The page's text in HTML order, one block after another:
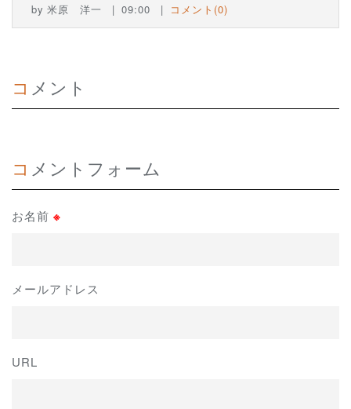
by 米原 洋一 09:00 コメント(0)
コメント
コメントフォーム
お名前 ※
メールアドレス
URL